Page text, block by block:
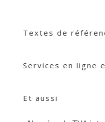
Textes de
Services en ligne
Et aussi